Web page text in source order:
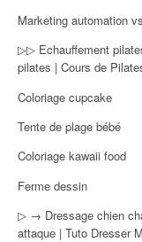
Marketing automation
▷▷ Echauffement
pilates | Cours de
Coloriage cupcake
Tente de plage bébé
Coloriage kawaii food
Ferme dessin
▷ → Dressage chien
attaque | Tuto Dresser